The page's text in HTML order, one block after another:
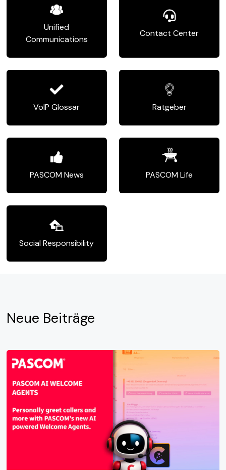
Contact Center
VoIP Glossar Ratgeber
PASCOM News PASCOM Life
Social Responsibility
Unified
Communications
Neue Beiträge